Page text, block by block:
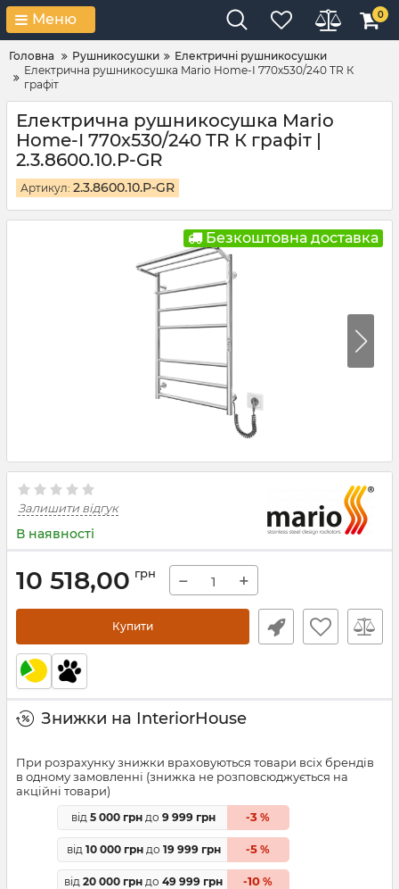
Меню 0
Головна Рушникосушки
Електричні рушникосушки
Електрична рушникосушка Mario Home-І 770х530/240 TR К
графіт
Електрична рушникосушка Mario
Home-І 770х530/240 TR К графіт |
2.3.8600.10.P-GR
Артикул: 2.3.8600.10.P-GR
Безкоштовна доставка
Залишити відгук
В наявності
10 518,00 грн − +
Купити
Знижки на InteriorHouse
При розрахунку знижки враховуються товари всіх брендів
в одному замовленні (знижка не розповсюджується на
акційні товари)
від 5 000 грн до 9 999 грн -3 %
від 10 000 грндо 19 999 грн -5 %
від 20 000 грн до 49 999 грн -10 %